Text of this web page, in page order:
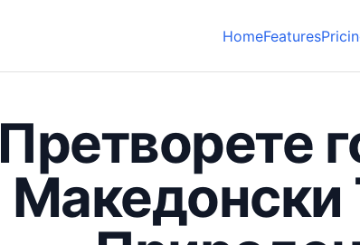
HomeFeatures
Претворете
Македонски